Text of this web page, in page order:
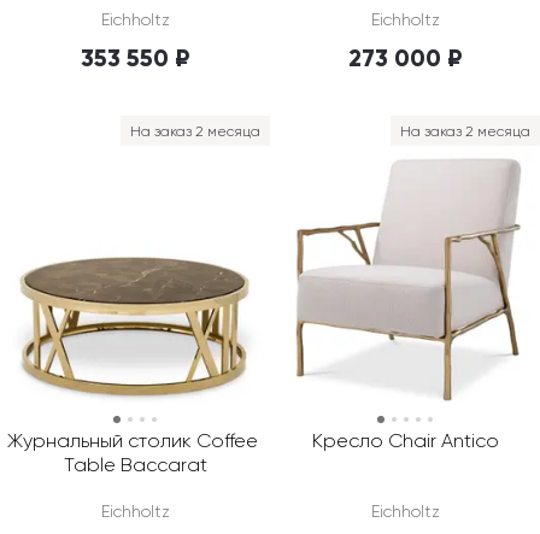
Eichholtz
353 550 ₽
Eichholtz
273 000 ₽
Журнальный столик Coffee
Table Baccarat
Eichholtz
На заказ 2 месяца
Кресло Chair Antico
Eichholtz
На заказ 2 месяца